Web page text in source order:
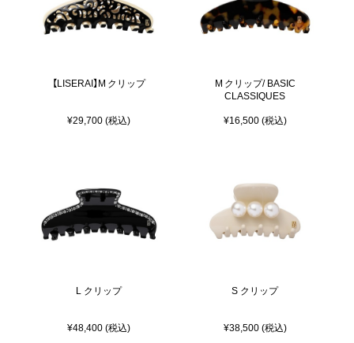
【LISERAI】M クリップ
¥29,700 (税込)
M クリップ/ BASIC
CLASSIQUES
¥16,500 (税込)
L クリップ
¥48,400 (税込)
S クリップ
¥38,500 (税込)